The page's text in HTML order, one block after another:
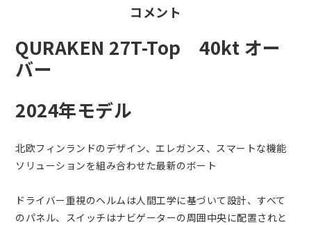
コメント
QURAKEN 27T-Top 40kt オー
バー
2024年モデル
北欧フィンランドのデザイン、エレガンス、スマートな機能
ソリューションを組み合わせた最新のボート
ドライバー重視のヘルムは人間工学に基づいて設計、すべて
のパネル、スイッチはナビゲーターの周囲中央に配置されと